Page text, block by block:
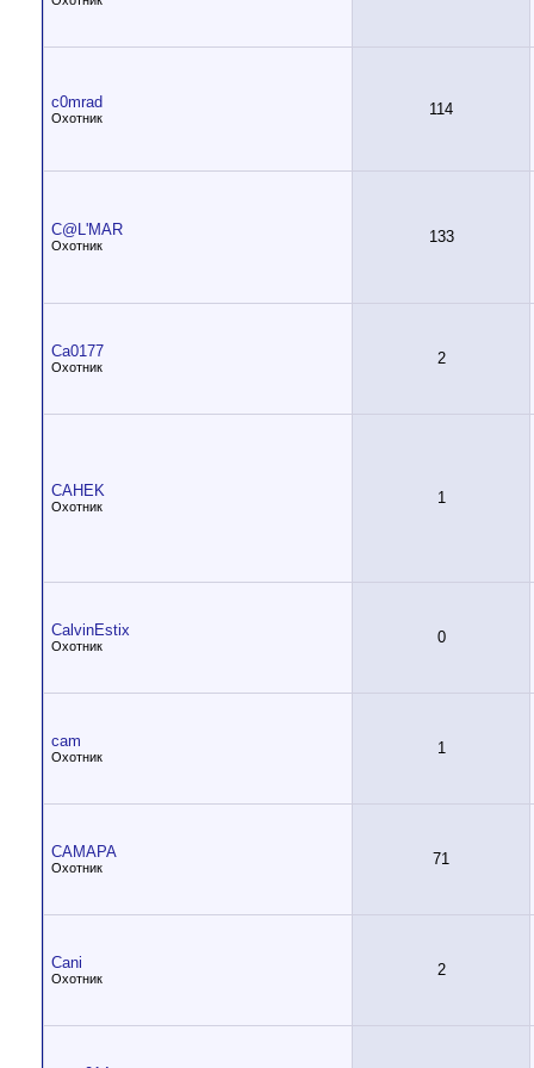
c0mrad
Охотник 114
C@L'MAR
Охотник 133
Ca0177
Охотник 2
CAHEK
Охотник 1
CalvinEstix
Охотник 0
cam
Охотник 1
CAMAPA
Охотник 71
Cani
Охотник 2